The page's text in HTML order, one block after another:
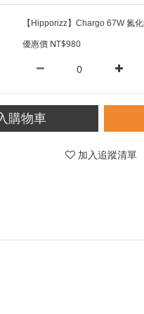
【Hipporizz】Chargo 67W 氮
優惠價 NT$980
購物車
加入追蹤清單